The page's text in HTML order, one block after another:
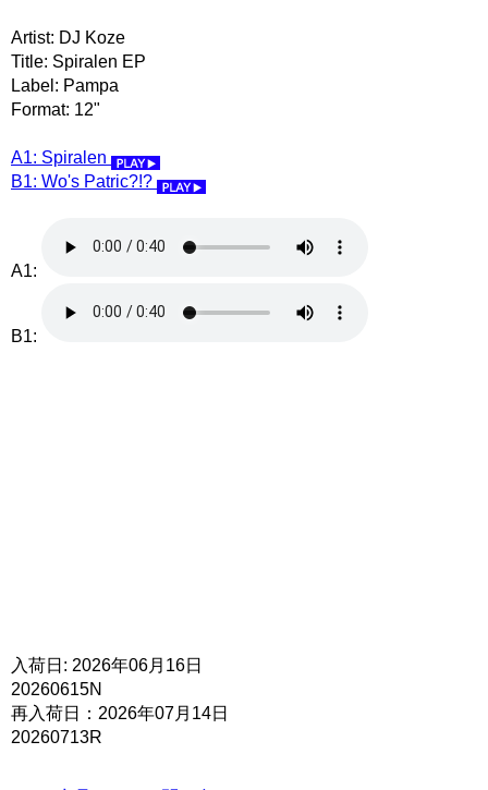
Artist: DJ Koze
Title: Spiralen EP
Label: Pampa
Format: 12"
A1: Spiralen
B1: Wo's Patric?!?
A1:
B1:
入荷日: 2026年06月16日
20260615N
再入荷日：2026年07月14日
20260713R